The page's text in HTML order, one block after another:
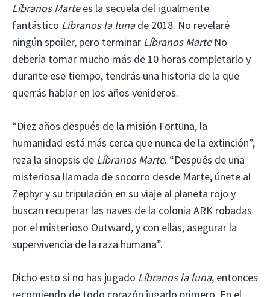
Líbranos Martees la secuela del igualmente
fantástico Líbranos la lunade 2018. No revelaré
ningún spoiler, pero terminar Líbranos MarteNo
debería tomar mucho más de 10 horas completarlo y
durante ese tiempo, tendrás una historia de la que
querrás hablar en los años venideros.
“Diez años después de la misión Fortuna, la
humanidad está más cerca que nunca de la extinción”,
reza la sinopsis de Líbranos Marte. “Después de una
misteriosa llamada de socorro desde Marte, únete al
Zephyr y su tripulación en su viaje al planeta rojo y
buscan recuperar las naves de la colonia ARK robadas
por el misterioso Outward, y con ellas, asegurar la
supervivencia de la raza humana”.
Dicho esto si no has jugado Líbranos la luna, entonces
recomiendo de todo corazón jugarlo primero. En el